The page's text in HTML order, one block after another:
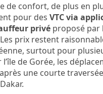
de confort, de plus en
pour des VTC via
privéproposé par
prix restent
surtout pour
de Gorée, les
une courte